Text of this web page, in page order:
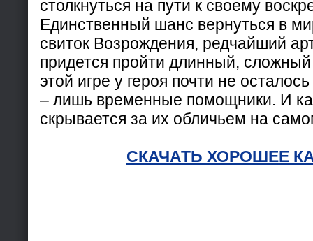
столкнуться на пути к своему
Единственный шанс вернуться в
свиток Возрождения, редчайший
придется пройти длинный,
этой игре у героя почти не
– лишь временные помощники. И
скрывается за их обличьем на
СКАЧАТЬ ХОРОШЕЕ